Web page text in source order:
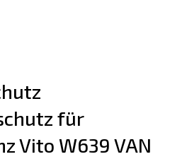
für
Vito W639 VAN